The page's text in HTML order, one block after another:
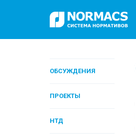
ОБСУЖДЕНИЯ
ПРОЕКТЫ
НТД